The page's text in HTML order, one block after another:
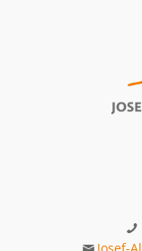
Josef-